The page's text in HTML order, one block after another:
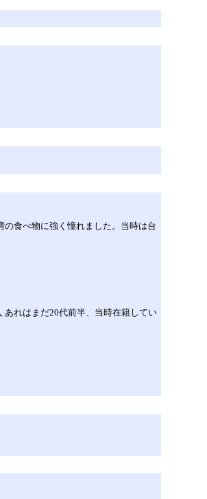
食べ物に強く憧れました。当時は台
あれはまだ20代前半、当時在籍してい